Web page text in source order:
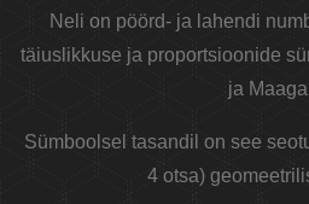
Neli on pöörd- ja lahendi
täiuslikkuse ja proportsioonide
ja
Sümboolsel tasandil on see
4 otsa)